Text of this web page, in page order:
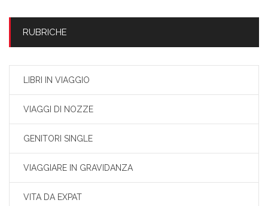
RUBRICHE
LIBRI IN VIAGGIO
VIAGGI DI NOZZE
GENITORI SINGLE
VIAGGIARE IN GRAVIDANZA
VITA DA EXPAT